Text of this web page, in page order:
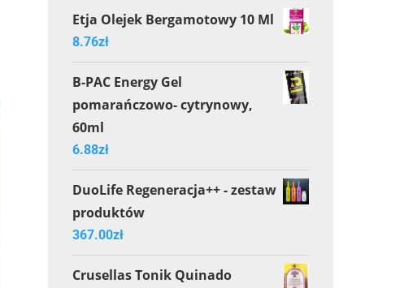
Etja Olejek Bergamotowy 10 Ml
8.76zł
B-PAC Energy Gel
pomarańczowo- cytrynowy,
60ml
6.88zł
DuoLife Regeneracja++ - zestaw
produktów
367.00zł
Crusellas Tonik Quinado